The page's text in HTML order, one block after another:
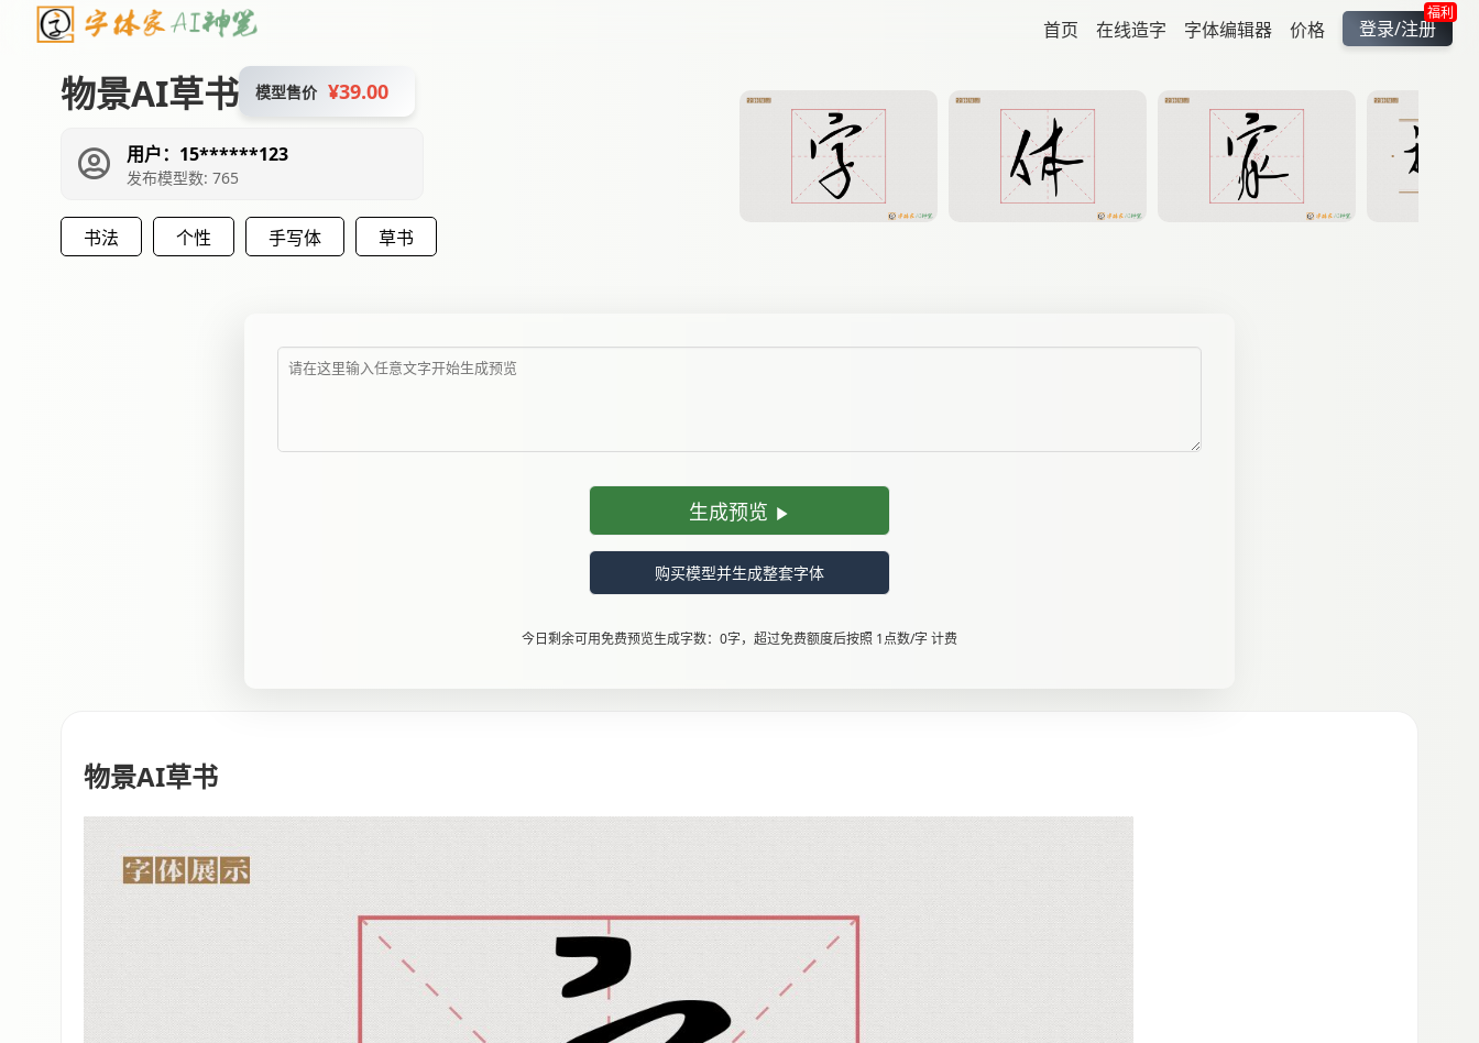
首页 在线造字 字体编辑器 价格
福利
登录/注册
物景AI草书 模型售价 ¥39.00
用户：15******123
发布模型数: 765
书法 个性 手写体 草书
生成预览
购买模型并生成整套字体
今日剩余可用免费预览生成字数：0字，超过免费额度后按照 1点数/字 计费
物景AI草书